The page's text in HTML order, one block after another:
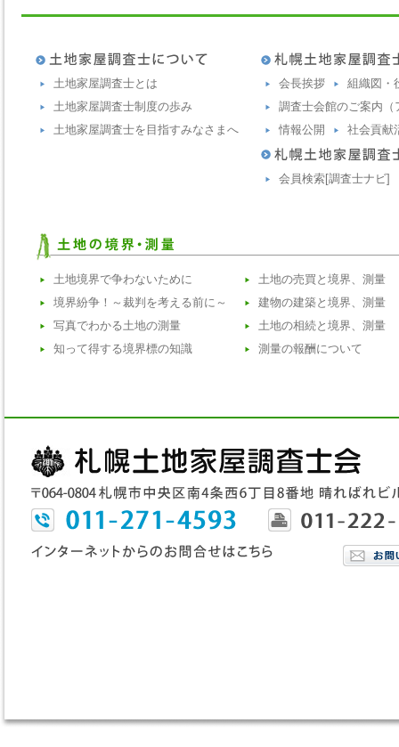
土地家屋調査士とは
土地家屋調査士制度の歩み
土地家屋調査士を目指すみなさまへ
会長挨拶
組織図・
調査士会館のご案内（
情報公開
社会貢献
会員検索[調査士ナビ]
土地境界で争わないために
境界紛争！～裁判を考える前に～
写真でわかる土地の測量
知って得する境界標の知識
土地の売買と境界、測量
建物の建築と境界、測量
土地の相続と境界、測量
測量の報酬について